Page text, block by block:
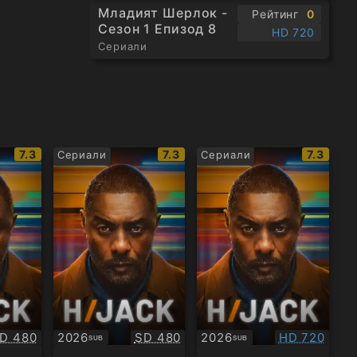
Младият Шерлок -
Сезон 1 Епизод 8
Сериали
Рейтинг
0
HD 720
IMDb
рейтинг:
7.3
480
Сериали
IMDb
рейтинг:
7.3
2026SUB
Субтитри Качество:
SD 480
Сериали
IMDb
7.3
2026SUB
Субтитри Качество:
HD 720